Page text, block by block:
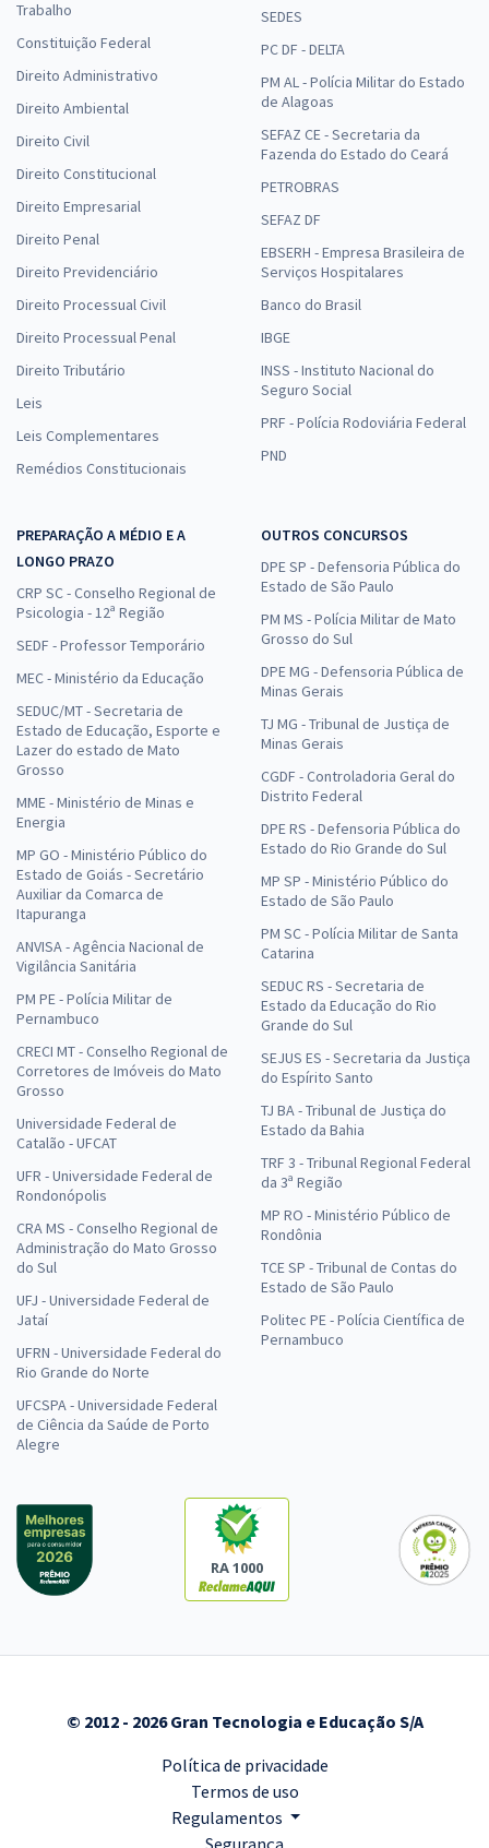
Trabalho
Constituição Federal
Direito Administrativo
Direito Ambiental
Direito Civil
Direito Constitucional
Direito Empresarial
Direito Penal
Direito Previdenciário
Direito Processual Civil
Direito Processual Penal
Direito Tributário
Leis
Leis Complementares
Remédios Constitucionais
SEDES
PC DF - DELTA
PM AL - Polícia Militar do Estado
de Alagoas
SEFAZ CE - Secretaria da
Fazenda do Estado do Ceará
PETROBRAS
SEFAZ DF
EBSERH - Empresa Brasileira de
Serviços Hospitalares
Banco do Brasil
IBGE
INSS - Instituto Nacional do
Seguro Social
PRF - Polícia Rodoviária Federal
PND
PREPARAÇÃO A MÉDIO E A
LONGO PRAZO
CRP SC - Conselho Regional de
Psicologia - 12ª Região
SEDF - Professor Temporário
MEC - Ministério da Educação
SEDUC/MT - Secretaria de
Estado de Educação, Esporte e
Lazer do estado de Mato
Grosso
MME - Ministério de Minas e
Energia
MP GO - Ministério Público do
Estado de Goiás - Secretário
Auxiliar da Comarca de
Itapuranga
ANVISA - Agência Nacional de
Vigilância Sanitária
PM PE - Polícia Militar de
Pernambuco
CRECI MT - Conselho Regional de
Corretores de Imóveis do Mato
Grosso
Universidade Federal de
Catalão - UFCAT
UFR - Universidade Federal de
Rondonópolis
CRA MS - Conselho Regional de
Administração do Mato Grosso
do Sul
UFJ - Universidade Federal de
Jataí
UFRN - Universidade Federal do
Rio Grande do Norte
UFCSPA - Universidade Federal
de Ciência da Saúde de Porto
Alegre
OUTROS CONCURSOS
DPE SP - Defensoria Pública do
Estado de São Paulo
PM MS - Polícia Militar de Mato
Grosso do Sul
DPE MG - Defensoria Pública de
Minas Gerais
TJ MG - Tribunal de Justiça de
Minas Gerais
CGDF - Controladoria Geral do
Distrito Federal
DPE RS - Defensoria Pública do
Estado do Rio Grande do Sul
MP SP - Ministério Público do
Estado de São Paulo
PM SC - Polícia Militar de Santa
Catarina
SEDUC RS - Secretaria de
Estado da Educação do Rio
Grande do Sul
SEJUS ES - Secretaria da Justiça
do Espírito Santo
TJ BA - Tribunal de Justiça do
Estado da Bahia
TRF 3 - Tribunal Regional Federal
da 3ª Região
MP RO - Ministério Público de
Rondônia
TCE SP - Tribunal de Contas do
Estado de São Paulo
Politec PE - Polícia Científica de
Pernambuco
RA 1000
© 2012 - 2026 Gran Tecnologia e Educação S/A
Política de privacidade
Termos de uso
Regulamentos
Segurança